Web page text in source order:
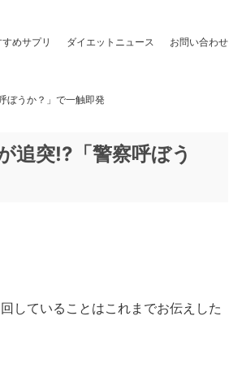
すめサプリ ダイエットニュース お問い合わせ
ぼうか？」で一触即発
追突!?「警察呼ぼう
していることはこれまでお伝えした